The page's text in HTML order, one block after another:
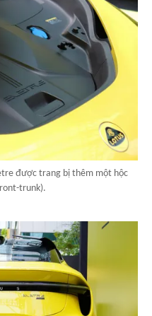
được trang bị thêm một hộc
trunk).